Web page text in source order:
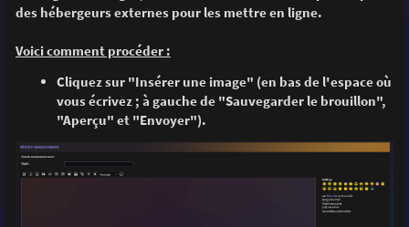
des hébergeurs externes pour les mettre en ligne.
Voici comment procéder :
Cliquez sur "Insérer une image" (en bas de l'espace où
vous écrivez ; à gauche de "Sauvegarder le brouillon",
"Aperçu" et "Envoyer").